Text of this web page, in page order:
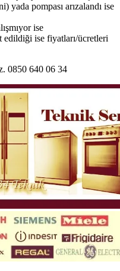
yada pompası arızalandı ise
ise
edildiği ise fiyatları/ücretleri
0850 640 06 34